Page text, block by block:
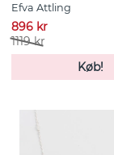
Efva Attling
896 kr
1119 kr
Køb!